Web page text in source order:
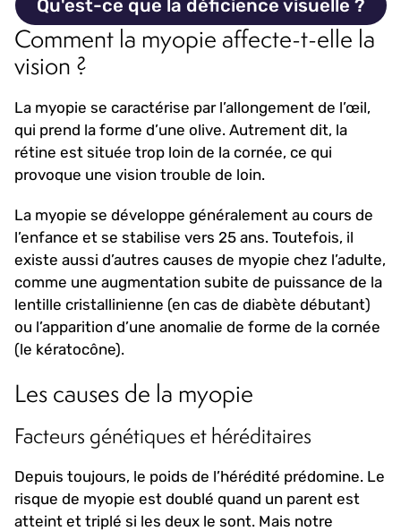
Qu'est-ce que la déficience visuelle ?
Comment la myopie affecte-t-elle la
vision ?
La myopie se caractérise par l’allongement de l’œil,
qui prend la forme d’une olive. Autrement dit, la
rétine est située trop loin de la cornée, ce qui
provoque une vision trouble de loin.
La myopie se développe généralement au cours de
l’enfance et se stabilise vers 25 ans. Toutefois, il
existe aussi d’autres causes de myopie chez l’adulte,
comme une augmentation subite de puissance de la
lentille cristallinienne (en cas de diabète débutant)
ou l’apparition d’une anomalie de forme de la cornée
(le kératocône).
Les causes de la myopie
Facteurs génétiques et héréditaires
Depuis toujours, le poids de l’hérédité prédomine. Le
risque de myopie est doublé quand un parent est
atteint et triplé si les deux le sont. Mais notre